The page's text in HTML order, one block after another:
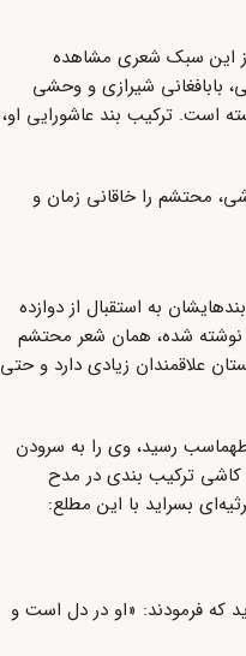
این سبک شعری مشاهده
بابافغانی شیرازی و وحشی
است. ترکیب بند عاشورایی او،
محتشم را خاقانی زمان و
به استقبال از دوازده
نوشته شده، همان شعر محتشم
علاقمندان زیادی دارد و حتی
رسید، وی را به سرودن
کاشی ترکیب بندی در مدح
بسراید با این مطلع:
که فرمودند: «او در دل است و